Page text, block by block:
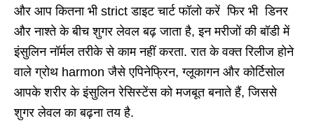
और आप कितना भी strict डाइट चार्ट फॉलो करें फिर भी डिनर
और नाश्ते के बीच शुगर लेवल बढ़ जाता है, इन मरीजों की बॉडी में
इंसुलिन नॉर्मल तरीके से काम नहीं करता. रात के वक्त रिलीज होने
वाले ग्रोथ harmon जैसे एपिनेफ्रिन, ग्लूकागन और कोर्टिसोल
आपके शरीर के इंसुलिन रेसिस्टेंस को मजबूत बनाते हैं, जिससे
शुगर लेवल का बढ़ना तय है.